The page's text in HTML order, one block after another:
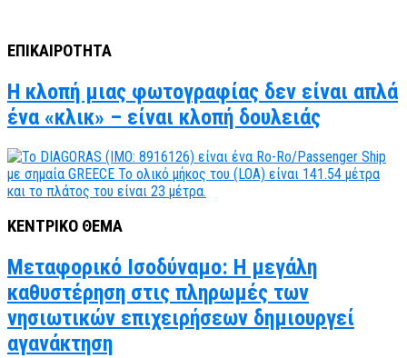
ΕΠΙΚΑΙΡΟΤΗΤΑ
Η κλοπή μιας φωτογραφίας δεν είναι απλά
ένα «κλικ» – είναι κλοπή δουλειάς
ΚΕΝΤΡΙΚΟ ΘΕΜΑ
Μεταφορικό Ισοδύναμο: Η μεγάλη
καθυστέρηση στις πληρωμές των
νησιωτικών επιχειρήσεων δημιουργεί
αγανάκτηση